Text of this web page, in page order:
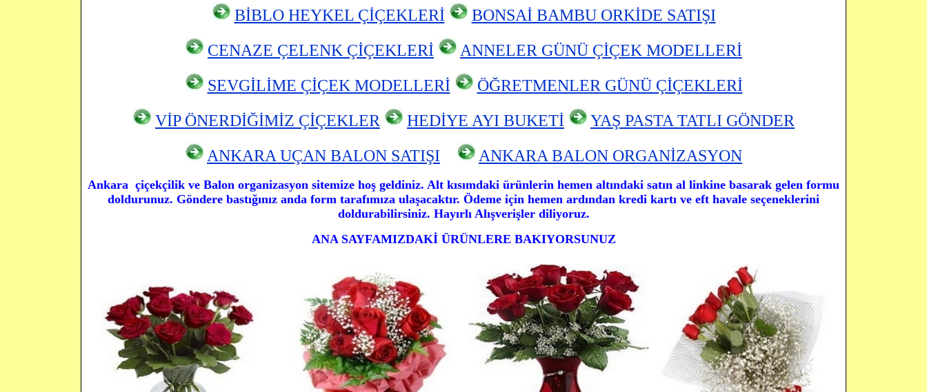
BİBLO HEYKEL ÇİÇEKLERİ
BONSAİ BAMBU ORKİDE SATIŞI
CENAZE ÇELENK ÇİÇEKLERİ
ANNELER GÜNÜ ÇİÇEK MODELLERİ
SEVGİLİME ÇİÇEK MODELLERİ
ÖĞRETMENLER GÜNÜ ÇİÇEKLERİ
VİP ÖNERDİĞİMİZ ÇİÇEKLER
HEDİYE AYI BUKETİ
YAŞ PASTA TATLI GÖNDER
ANKARA UÇAN BALON SATIŞI ANKARA BALON ORGANİZASYON
Ankara çiçekçilik ve Balon organizasyon sitemize hoş geldiniz. Alt kısımdaki ürünlerin hemen altındaki satın al linkine basarak gelen formu
doldurunuz. Göndere bastığınız anda form tarafımıza ulaşacaktır. Ödeme için hemen ardından kredi kartı ve eft havale seçeneklerini
doldurabilirsiniz. Hayırlı Alışverişler diliyoruz.
ANA SAYFAMIZDAKİ ÜRÜNLERE BAKIYORSUNUZ